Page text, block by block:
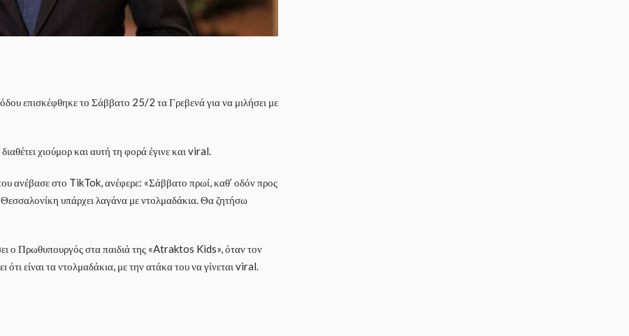
επισκέφθηκε το Σάββατο 25/2 τα Γρεβενά για να μιλήσει με
χιούμορ και αυτή τη φορά έγινε και viral.
ανέβασε στο TikTok, ανέφερε: «Σάββατο πρωί, καθ’ οδόν προς
υπάρχει λαγάνα με ντολμαδάκια. Θα ζητήσω
ο Πρωθυπουργός στα παιδιά της «Atraktos Kids», όταν τον
είναι τα ντολμαδάκια, με την ατάκα του να γίνεται viral.